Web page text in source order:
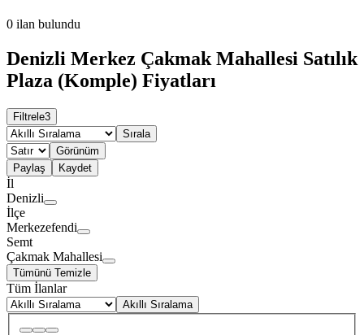
0 ilan bulundu
Denizli Merkez Çakmak Mahallesi Satılık
Plaza (Komple) Fiyatları
Filtrele3
Sırala
Görünüm
Paylaş
Kaydet
İl
Denizli
İlçe
Merkezefendi
Semt
Çakmak Mahallesi
Tümünü Temizle
Tüm İlanlar
Akıllı Sıralama